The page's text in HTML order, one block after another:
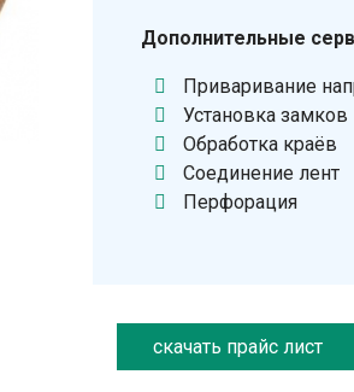
Дополнительные
Приваривание
Установка замков
Обработка краёв
Соединение лент
Перфорация
скачать прайс лист